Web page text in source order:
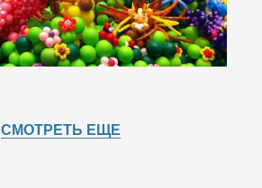
СМОТРЕТЬ ЕЩЕ